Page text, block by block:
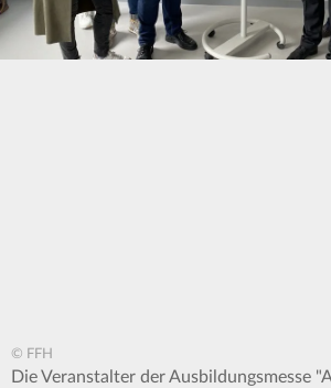
© FFH
Die Veranstalter der Ausbildungsmesse